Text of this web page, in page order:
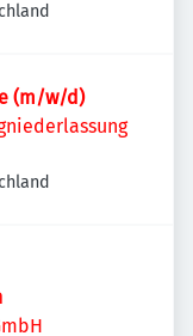
(m/w/d)